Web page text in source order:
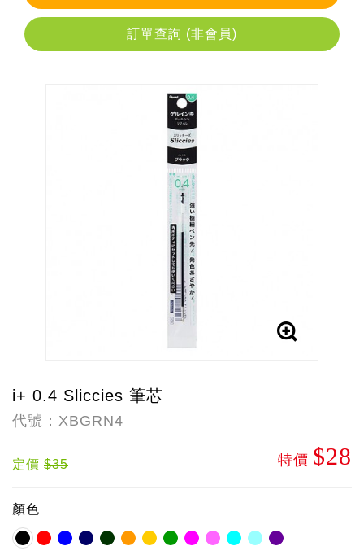
訂單查詢 (非會員)
i+ 0.4 Sliccies 筆芯
代號：XBGRN4
定價 $35 特價 $28
顏色